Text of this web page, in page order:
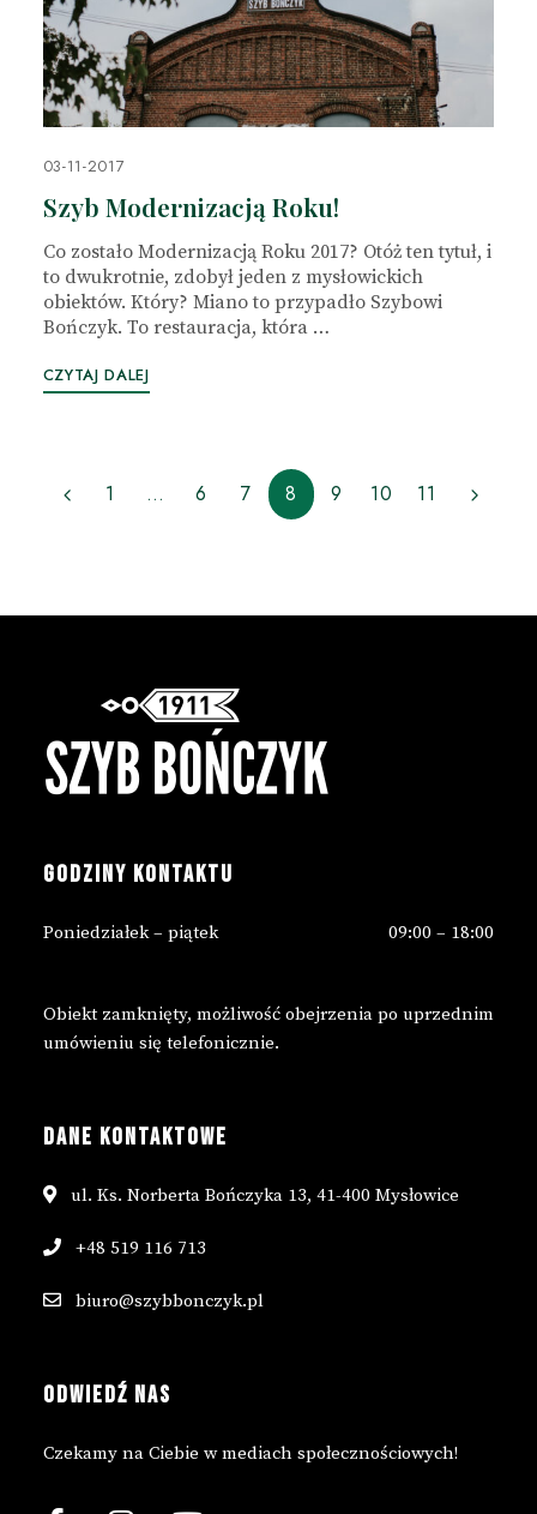
03-11-2017
Szyb Modernizacją Roku!
Co zostało Modernizacją Roku 2017? Otóż ten tytuł, i
to dwukrotnie, zdobył jeden z mysłowickich
obiektów. Który? Miano to przypadło Szybowi
Bończyk. To restauracja, która …
CZYTAJ DALEJ
1 … 6 7 8 9 10 11
GODZINY KONTAKTU
Poniedziałek – piątek 09:00 – 18:00
Obiekt zamknięty, możliwość obejrzenia po uprzednim
umówieniu się telefonicznie.
DANE KONTAKTOWE
ul. Ks. Norberta Bończyka 13, 41-400 Mysłowice
+48 519 116 713
biuro@szybbonczyk.pl
ODWIEDŹ NAS
Czekamy na Ciebie w mediach społecznościowych!